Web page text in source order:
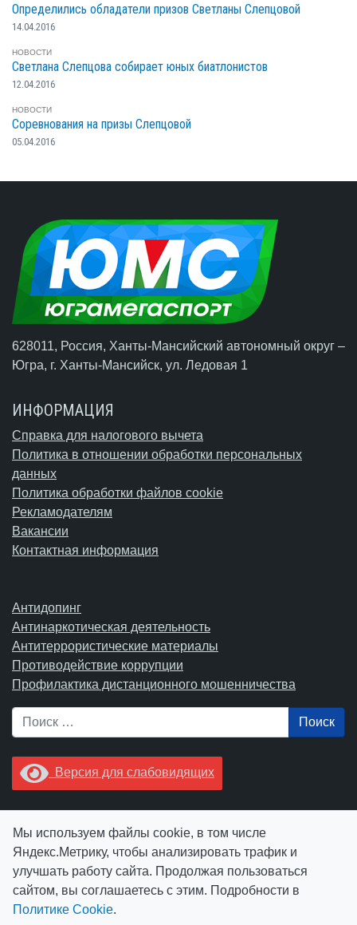
Определились обладатели призов Светланы Слепцовой
14.04.2016
НОВОСТИ
Светлана Слепцова собирает юных биатлонистов
12.04.2016
НОВОСТИ
Соревнования на призы Слепцовой
05.04.2016
628011, Россия, Ханты-Мансийский автономный округ –
Югра, г. Ханты-Мансийск, ул. Ледовая 1
ИНФОРМАЦИЯ
Справка для налогового вычета
Политика в отношении обработки персональных
данных
Политика обработки файлов cookie
Рекламодателям
Вакансии
Контактная информация
Антидопинг
Антинаркотическая деятельность
Антитеррористические материалы
Противодействие коррупции
Профилактика дистанционного мошенничества
Поиск
Версия для слабовидящих
Ctrl+Enter.
Мы используем файлы cookie, в том числе
Яндекс.Метрику, чтобы анализировать трафик и
улучшать работу сайта. Продолжая пользоваться
сайтом, вы соглашаетесь с этим. Подробности в
Политике Cookie.